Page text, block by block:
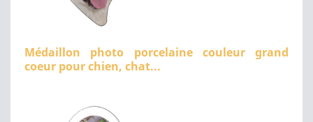
Médaillon photo porcelaine couleur grand
coeur pour chien, chat...